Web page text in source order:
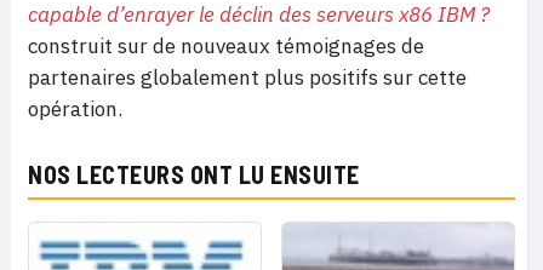
capable d’enrayer le déclin des serveurs x86 IBM ?
construit sur de nouveaux témoignages de
partenaires globalement plus positifs sur cette
opération.
NOS LECTEURS ONT LU ENSUITE